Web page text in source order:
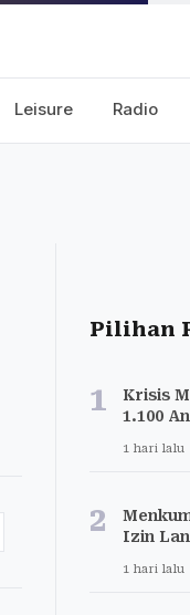
Leisure Radio
Pilihan
1
Krisis
1.100
1 hari lalu
2
Izin
1 hari lalu